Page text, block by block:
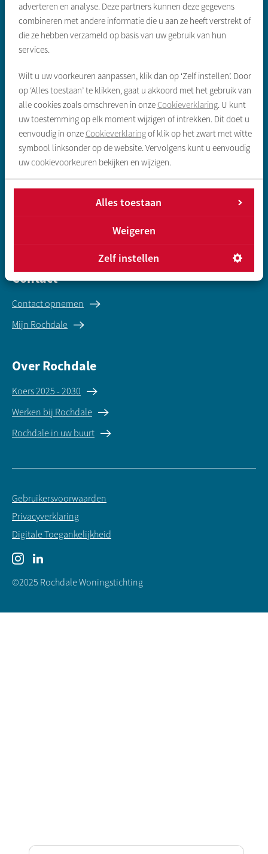
adverteren en analyse. Deze partners kunnen deze gegevens
combineren met andere informatie die u aan ze heeft verstrekt of
die ze hebben verzameld op basis van uw gebruik van hun
services.
Wilt u uw voorkeuren aanpassen, klik dan op ‘Zelf instellen’. Door
op ‘Alles toestaan’ te klikken, gaat u akkoord met het gebruik van
alle cookies zoals omschreven in onze Cookieverklaring. U kunt
uw toestemming op elk moment wijzigen of intrekken. Dit doet u
eenvoudig in onze Cookieverklaringof klik op het zwart met witte
symbool linksonder op de website. Vervolgens kunt u eenvoudig
uw cookievoorkeuren bekijken en wijzigen.
Alles toestaan
Weigeren
Zelf instellen
Zoeken & aanbod
Sociale huurwoning
Koopwoningen
Gegevens inleveren sociale huur
Direct regelen
Contact
Contact opnemen
Mijn Rochdale
Over Rochdale
Koers 2025 - 2030
Werken bij Rochdale
Rochdale in uw buurt
©2025 Rochdale Woningstichting
Gebruikersvoorwaarden
Privacyverklaring
Digitale Toegankelijkheid
InstagramLinkedIn